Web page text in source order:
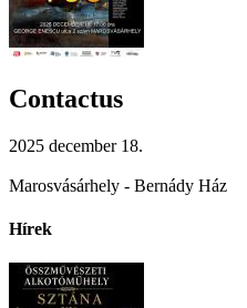
Contactus
2025 december 18.
Marosvásárhely - Bernády Ház
Hírek